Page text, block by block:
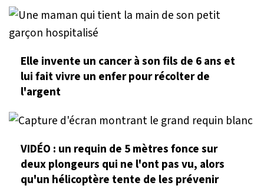
Elle invente un cancer à son fils de 6 ans et
lui fait vivre un enfer pour récolter de
l'argent
VIDÉO : un requin de 5 mètres fonce sur
deux plongeurs qui ne l'ont pas vu, alors
qu'un hélicoptère tente de les prévenir